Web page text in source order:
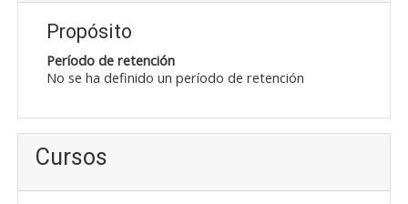
Propósito
Período de retención
No se ha definido un período de retención
Cursos